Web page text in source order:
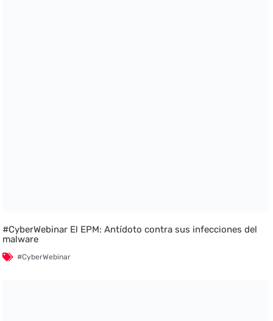
#CyberWebinar El EPM: Antídoto contra sus infecciones del
malware
#CyberWebinar